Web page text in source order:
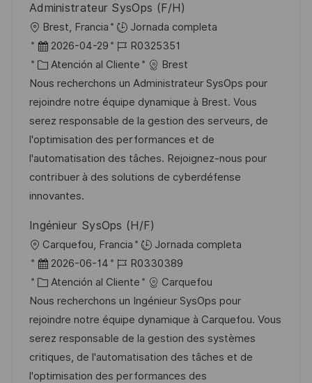
i
c
a
c
i
ó
n
Administrateur SysOps (F/H)
U
b
c
a
c
i
ó
n
Brest, Francia
Jornada completa
F
e
c
h
a
d
e
p
u
l
i
c
a
c
i
ó
n
2026-04-29
I
D
d
e
e
m
p
l
R0325351
C
a
t
e
g
o
r
í
Atención al Cliente
Brest
Nous recherchons un Administrateur SysOps pour
rejoindre notre équipe dynamique à Brest. Vous
serez responsable de la gestion des serveurs, de
l'optimisation des performances et de
l'automatisation des tâches. Rejoignez-nous pour
contribuer à des solutions de cyberdéfense
innovantes.
Ingénieur SysOps (H/F)
U
b
c
a
c
i
ó
Carquefou, Francia
Jornada completa
F
e
c
h
a
d
e
2026-06-14
I
D
d
e
e
m
p
R0330389
C
a
t
e
g
o
Atención al Cliente
Carquefou
Nous recherchons un Ingénieur SysOps pour
rejoindre notre équipe dynamique à Carquefou. Vous
serez responsable de la gestion des systèmes
critiques, de l'automatisation des tâches et de
l'optimisation des performances des